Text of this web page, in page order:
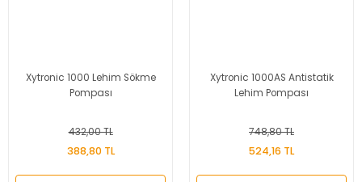
Xytronic 1000 Lehim Sökme
Pompası
432,00 TL
388,80 TL
Xytronic 1000AS Antistatik
Lehim Pompası
748,80 TL
524,16 TL